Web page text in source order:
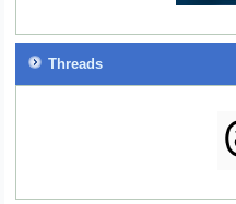
Threads